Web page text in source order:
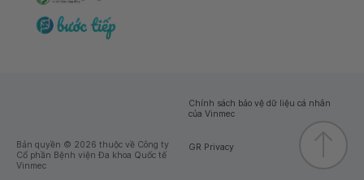
Bản quyền © 2026 thuộc về Công ty
Cổ phần Bệnh viện Đa khoa Quốc tế
Vinmec
Chính sách bảo vệ dữ liệu cá nhân
của Vinmec
GR Privacy